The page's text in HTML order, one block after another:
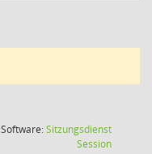
Software:Sitzungsdienst
Session(Wird in